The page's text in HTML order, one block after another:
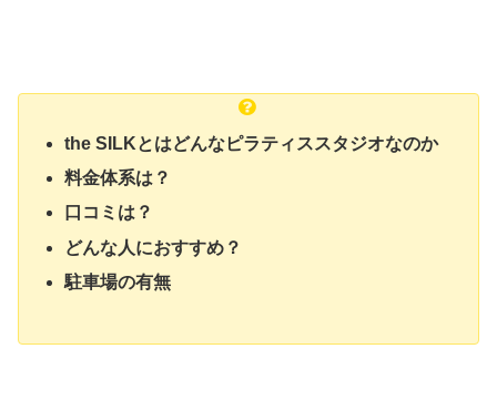
the SILKとはどんなピラティススタジオなのか
料金体系は？
口コミは？
どんな人におすすめ？
駐車場の有無